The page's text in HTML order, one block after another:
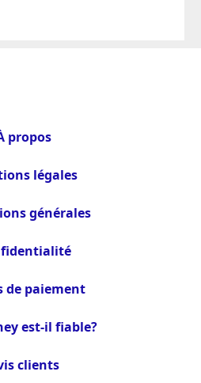
propos
légales
générales
de paiement
est-il fiable?
clients